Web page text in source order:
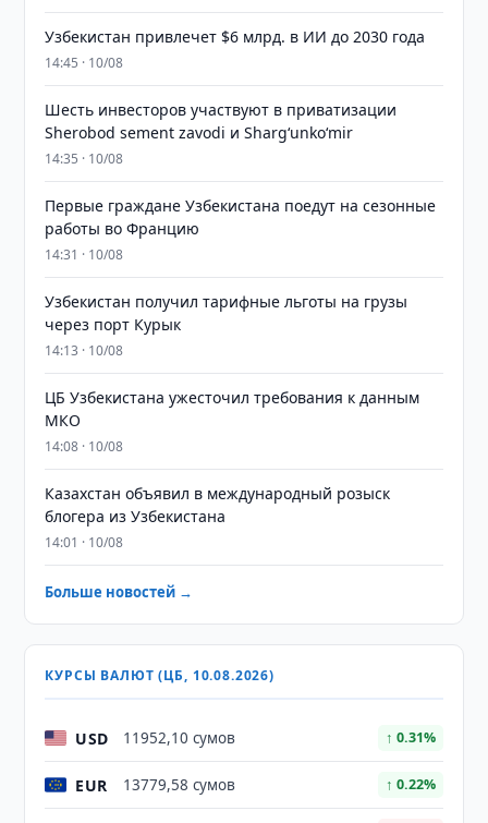
Узбекистан привлечет $6 млрд. в ИИ до 2030 года
14:45 · 10/08
Шесть инвесторов участвуют в приватизации
Sherobod sement zavodi и Shargʻunkoʻmir
14:35 · 10/08
Первые граждане Узбекистана поедут на сезонные
работы во Францию
14:31 · 10/08
Узбекистан получил тарифные льготы на грузы
через порт Курык
14:13 · 10/08
ЦБ Узбекистана ужесточил требования к данным
МКО
14:08 · 10/08
Казахстан объявил в международный розыск
блогера из Узбекистана
14:01 · 10/08
Больше новостей →
КУРСЫ ВАЛЮТ (ЦБ, 10.08.2026)
USD 11952,10 сумов ↑ 0.31%
EUR 13779,58 сумов ↑ 0.22%